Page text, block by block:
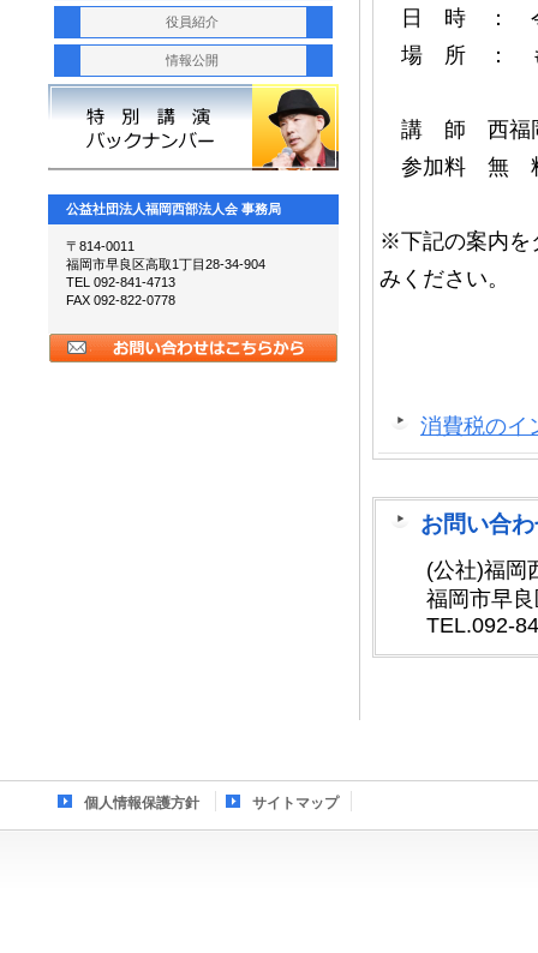
日 時 ： 令
場 所 ： も
講 師 西福岡
参加料 無
※下記の案内を
みください。
消費税のイ
お問い合
(公社)福
福岡市早
TEL.092-
役員紹介
情報公開
公益社団法人福岡西部法人会 事務局
〒814-0011
福岡市早良区高取1丁目28-34-904
TEL 092-841-4713
FAX 092-822-0778
個人情報保護方針 サイトマップ